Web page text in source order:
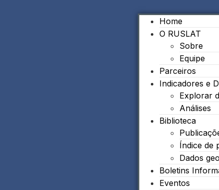
Home
O RUSLAT
Sobre
Equipe
Parceiros
Indicadores e
Explorar
Análises
Biblioteca
Índice de
Dados
Boletins
Eventos